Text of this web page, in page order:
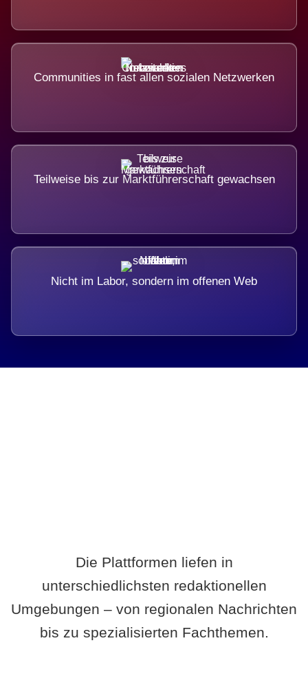
Communities in fast allen sozialen Netzwerken
Teilweise bis zur Marktführerschaft gewachsen
Nicht im Labor, sondern im offenen Web
Die Plattformen liefen in
unterschiedlichsten redaktionellen
Umgebungen – von regionalen Nachrichten
bis zu spezialisierten Fachthemen.